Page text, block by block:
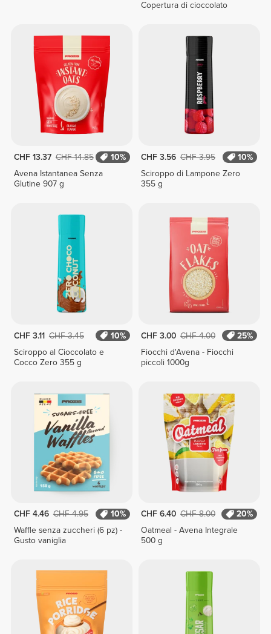
Copertura di cioccolato
CHF 13.37 CHF 14.85
10%
Avena Istantanea Senza
Glutine 907 g
CHF 3.56 CHF 3.95
10%
Sciroppo di Lampone Zero
355 g
CHF 3.11 CHF 3.45
10%
Sciroppo al Cioccolato e
Cocco Zero 355 g
CHF 3.00 CHF 4.00
25%
Fiocchi d'Avena - Fiocchi
piccoli 1000g
CHF 4.46 CHF 4.95
10%
Waffle senza zuccheri (6 pz) -
Gusto vaniglia
CHF 6.40 CHF 8.00
20%
Oatmeal - Avena Integrale
500 g